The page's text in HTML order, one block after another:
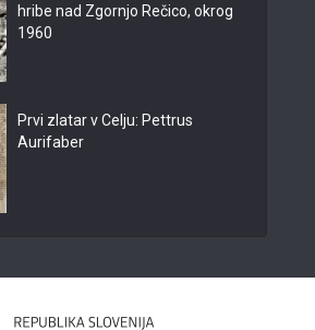
hribe nad Zgornjo Rečico, okrog
1960
Prvi zlatar v Celju: Pettrus
Aurifaber